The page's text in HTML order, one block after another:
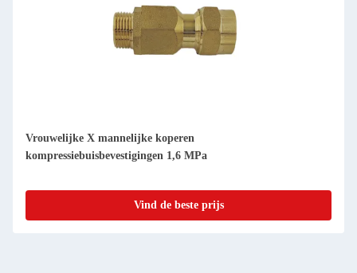
Vrouwelijke X mannelijke koperen
kompressiebuisbevestigingen 1,6 MPa
Vind de beste prijs